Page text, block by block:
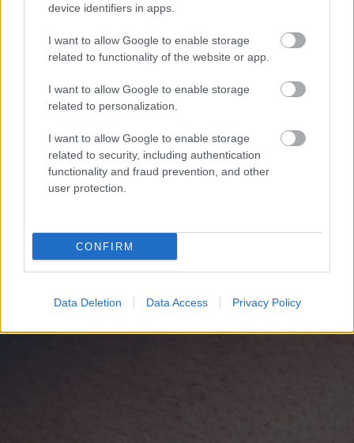
device identifiers in apps.
I want to allow Google to enable storage
related to functionality of the website or app.
I want to allow Google to enable storage
related to personalization.
I want to allow Google to enable storage
related to security, including authentication
functionality and fraud prevention, and other
user protection.
CONFIRM
Data Deletion Data Access Privacy Policy
Ο Αθηνόδωρος ο Αιγιεύς στους Διεθνείς Παιδικούς
Αγώνες Πόλεων ΦΩΤΟ